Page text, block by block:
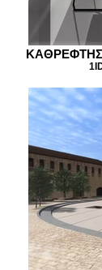
KAΘΡΕΦΤΗΣ